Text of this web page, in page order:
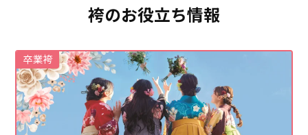
袴のお役立ち情報
卒業袴